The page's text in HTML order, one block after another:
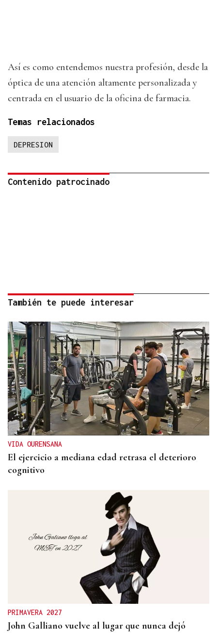
Así es como entendemos nuestra profesión, desde la
óptica de una atención altamente personalizada y
centrada en el usuario de la oficina de farmacia.
Temas relacionados
DEPRESION
Contenido patrocinado
También te puede interesar
VIDA OURENSANA
El ejercicio a mediana edad retrasa el deterioro
cognitivo
PRIMAVERA 2027
John Galliano vuelve al lugar que nunca dejó